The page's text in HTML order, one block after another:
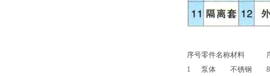
序号零件名称材料
1
泵体 不锈钢
8